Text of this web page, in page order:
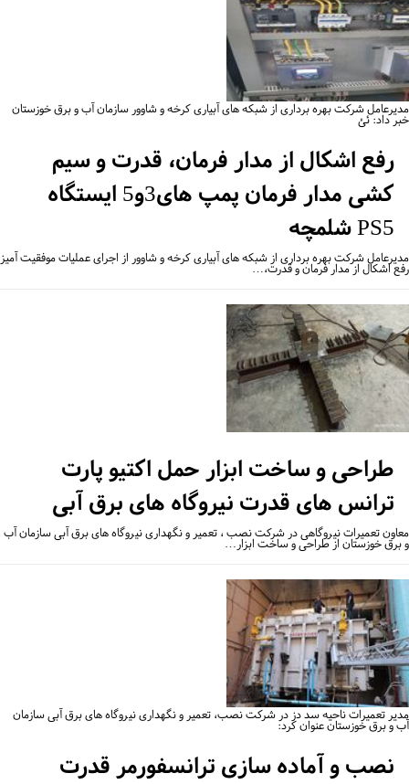
شرکت بهره برداری از شبکه های آبیاری کرخه و شاوور سازمان آب و برق خوزستان
داد: ئئ
رفع اشکال از مدار فرمان، قدرت و سیم
کشی مدار فرمان پمپ های3و5 ایستگاه
PS5 شلمچه
شرکت بهره برداری از شبکه های آبیاری کرخه و شاوور از اجرای عملیات موفقیت آمیز
اشکال از مدار فرمان و قدرت،…
طراحی و ساخت ابزار حمل اکتیو پارت
ترانس های قدرت نیروگاه های برق آبی
تعمیرات نیروگاهی در شرکت نصب ، تعمیر و نگهداری نیروگاه های برق آبی سازمان آب
خوزستان از طراحی و ساخت ابزار…
تعمیرات ناحیه سد دز در شرکت نصب، تعمیر و نگهداری نیروگاه های برق آبی سازمان
و برق خوزستان عنوان کرد:
نصب و آماده سازی ترانسفورمر قدرت